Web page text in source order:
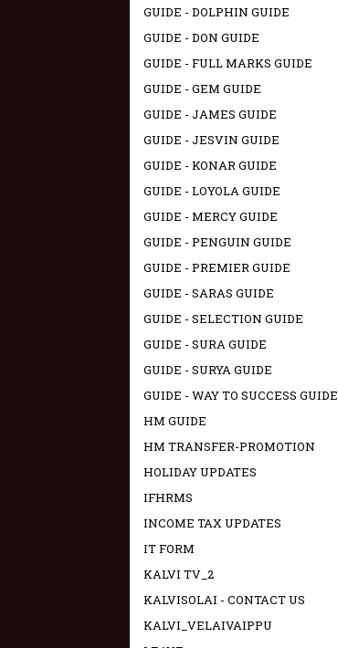
GUIDE - DOLPHIN GUIDE
GUIDE - DON GUIDE
GUIDE - FULL MARKS GUIDE
GUIDE - GEM GUIDE
GUIDE - JAMES GUIDE
GUIDE - JESVIN GUIDE
GUIDE - KONAR GUIDE
GUIDE - LOYOLA GUIDE
GUIDE - MERCY GUIDE
GUIDE - PENGUIN GUIDE
GUIDE - PREMIER GUIDE
GUIDE - SARAS GUIDE
GUIDE - SELECTION GUIDE
GUIDE - SURA GUIDE
GUIDE - SURYA GUIDE
GUIDE - WAY TO SUCCESS GUIDE
HM GUIDE
HM TRANSFER-PROMOTION
HOLIDAY UPDATES
IFHRMS
INCOME TAX UPDATES
IT FORM
KALVI TV_2
KALVISOLAI - CONTACT US
KALVI_VELAIVAIPPU